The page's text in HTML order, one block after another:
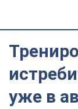
уже в